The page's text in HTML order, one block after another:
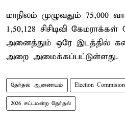
மாநிலம் முழுவதும் 75,000
1,50,128 சிசிடிவி
அனைத்தும் ஒரே இடத்தில்
அறை அமைக்கப்பட்டுள்ளது.
தேர்தல் ஆணையம் Election Commision
2026 சட்டமன்ற தேர்தல்